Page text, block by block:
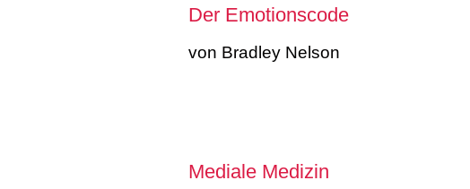
Der Emotionscode
von Bradley Nelson
Mediale Medizin